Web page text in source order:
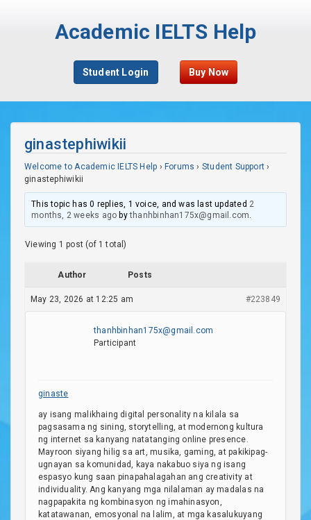
Academic IELTS Help
Student Login Buy Now
ginastephiwikii
Welcome to Academic IELTS Help › Forums › Student Support ›
ginastephiwikii
This topic has 0 replies, 1 voice, and was last updated 2
months, 2 weeks ago bythanhbinhan175x@gmail.com.
Viewing 1 post (of 1 total)
Author Posts
May 23, 2026 at 12:25 am #223849
thanhbinhan175x@gmail.com
Participant
ginaste
ay isang malikhaing digital personality na kilala sa
pagsasama ng sining, storytelling, at modernong kultura
ng internet sa kanyang natatanging online presence.
Mayroon siyang hilig sa art, musika, gaming, at pakikipag-
ugnayan sa komunidad, kaya nakabuo siya ng isang
espasyo kung saan pinapahalagahan ang creativity at
individuality. Ang kanyang mga nilalaman ay madalas na
nagpapakita ng kombinasyon ng imahinasyon,
katatawanan, emosyonal na lalim, at mga kasalukuyang